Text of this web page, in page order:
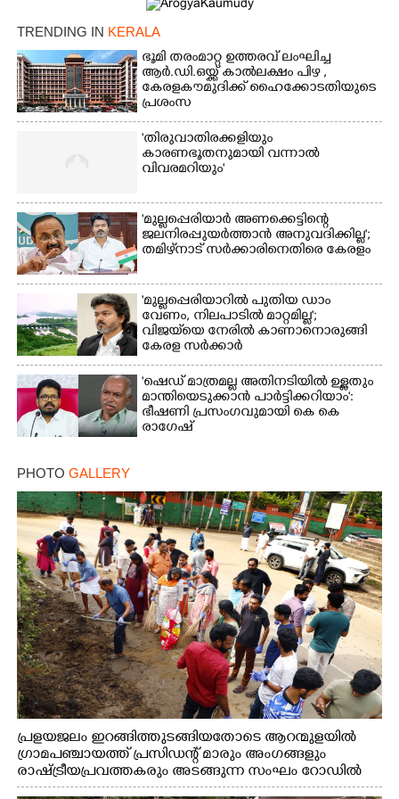
TRENDING IN KERALA
ഭൂമി തരംമാറ്റ ഉത്തരവ് ലംഘിച്ച
ആർ.ഡി.ഒയ്ക്ക് കാൽലക്ഷം പിഴ ,​
കേരളകൗമുദിക്ക് ഹൈക്കോടതിയുടെ
പ്രശംസ
'തിരുവാതിരക്കളിയും
കാരണഭൂതനുമായി വന്നാൽ
വിവരമറിയും '
'മുല്ലപ്പെരിയാർ അണക്കെട്ടിന്റെ
ജലനിരപ്പുയർത്താൻ അനുവദിക്കില്ല';
തമിഴ്‌നാട് സർക്കാരിനെതിരെ കേരളം
'മുല്ലപ്പെരിയാറിൽ പുതിയ ഡാം
വേണം, നിലപാടിൽ മാറ്റമില്ല';
വിജയ്‌യെ നേരിൽ കാണാനൊരുങ്ങി
കേരള സർക്കാർ
'ഷെഡ് മാത്രമല്ല അതിനടിയിൽ ഉള്ളതും
മാന്തിയെടുക്കാൻ പാർട്ടിക്കറിയാം':
ഭീഷണി പ്രസംഗവുമായി കെ കെ
രാഗേഷ്
PHOTO GALLERY
പ്രളയജലം ഇറങ്ങിത്തുടങ്ങിയതോടെ ആറന്മുളയിൽ
ഗ്രാമപഞ്ചായത്ത് പ്രസിഡന്റ് മാരും അംഗങ്ങളും
രാഷ്ട്രീയപ്രവത്തകരും അടങ്ങുന്ന സംഘം റോഡിൽ
അടിഞ്ഞ് കൂടിയ ചെളിയും മണ്ണും മറ്റ് മാലിന്യങ്ങളും